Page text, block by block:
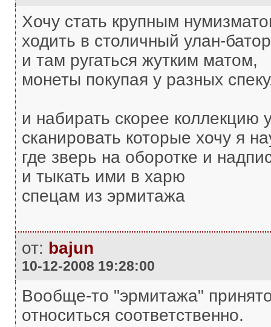
Хочу стать крупным
ходить в столичный улан-батор
и там ругаться жутким матом,
монеты покупая у разных
и набирать скорее коллекцию
сканировать которые хочу я
где зверь на оборотке и
и тыкать ими в харю
спецам из эрмитажа
от: bajun
10-12-2008 19:28:00
Вообще-то "эрмитажа"
относиться соответственно.